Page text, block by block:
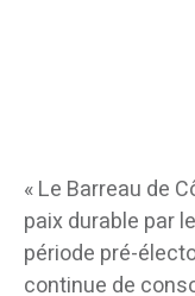
« Le Barreau de
paix durable par
période pré-
continue de